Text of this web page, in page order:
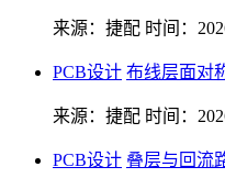
来源：捷配 时间：
PCB设计 布线层面对
来源：捷配 时间：
PCB设计 叠层与回流